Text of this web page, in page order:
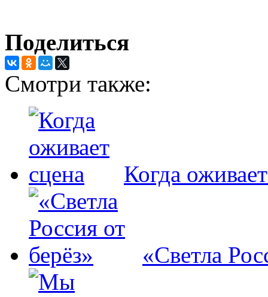
Поделиться
Смотри также:
Когда
«Светла